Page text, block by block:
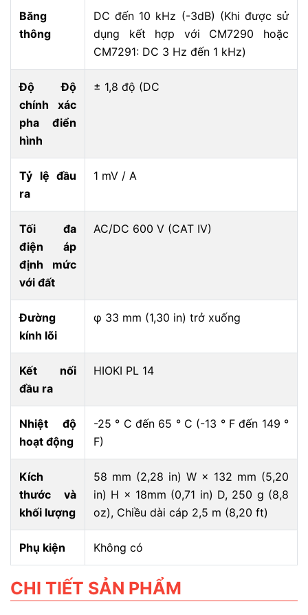
Băng
thông
DC đến 10 kHz (-3dB) (Khi được sử
dụng kết hợp với CM7290 hoặc
CM7291: DC 3 Hz đến 1 kHz)
Độ Độ
chính xác
pha điển
hình
± 1,8 độ (DC
Tỷ lệ đầu
ra
1 mV / A
Tối đa
điện áp
định mức
với đất
AC/DC 600 V (CAT IV)
Đường
kính lõi
φ 33 mm (1,30 in) trở xuống
Kết nối
đầu ra
HIOKI PL 14
Nhiệt độ
hoạt động
-25 ° C đến 65 ° C (-13 ° F đến 149 °
F)
Kích
thước và
khối lượng
58 mm (2,28 in) W × 132 mm (5,20
in) H × 18mm (0,71 in) D, 250 g (8,8
oz), Chiều dài cáp 2,5 m (8,20 ft)
Phụ kiện Không có
CHI TIẾT SẢN PHẨM